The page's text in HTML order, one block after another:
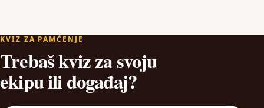
KVIZ ZA PAMĆENJE
Trebaš kviz za svoju
ekipu ili događaj?